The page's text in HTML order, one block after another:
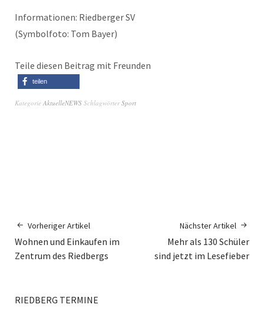
Informationen: Riedberger SV
(Symbolfoto: Tom Bayer)
Teile diesen Beitrag mit Freunden
teilen
Kategorie AktuelleNEWS SchlagwörterSport
Vorheriger Artikel
Wohnen und Einkaufen im
Zentrum des Riedbergs
Nächster Artikel
Mehr als 130 Schüler
sind jetzt im Lesefieber
RIEDBERG TERMINE